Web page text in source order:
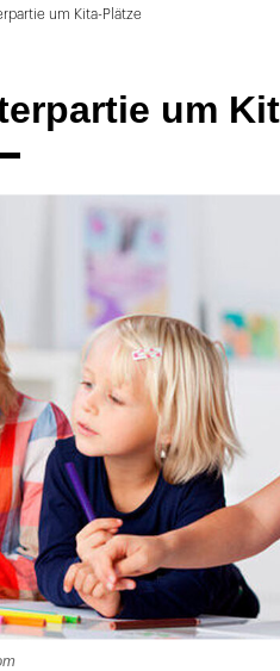
um Kita-Plätze
um